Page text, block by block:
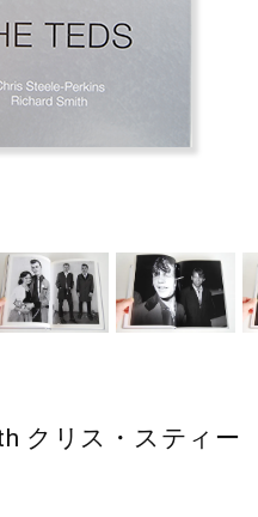
クリス・スティー